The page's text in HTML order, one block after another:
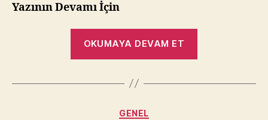
Yazının Devamı İçin
OKUMAYA DEVAM ET
Android
Kategoriler
GENEL